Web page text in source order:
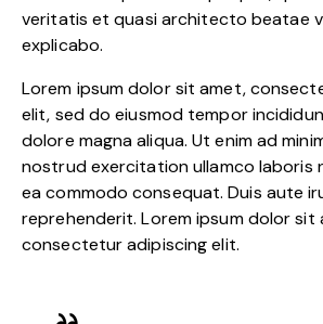
veritatis et quasi architecto beatae
explicabo.
Lorem ipsum dolor sit amet,
elit, sed do eiusmod tempor
dolore magna aliqua. Ut enim ad
nostrud exercitation ullamco laboris
ea commodo consequat. Duis aute
reprehenderit. Lorem ipsum dolor sit
consectetur adipiscing elit.